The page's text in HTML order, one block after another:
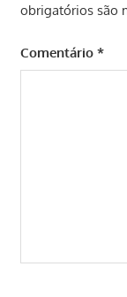
obrigatórios são
Comentário *